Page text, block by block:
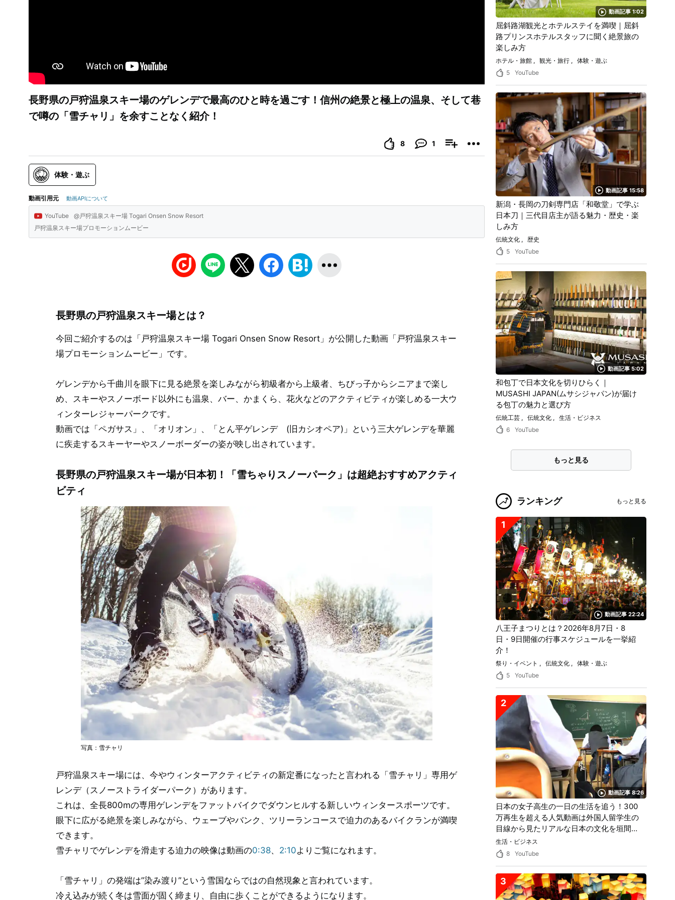
長野県の戸狩温泉スキー場のゲレンデで最高のひと時を過ごす！信州の絶景と極上の温泉、そして巷
で噂の「雪チャリ」を余すことなく紹介！
8 1
体験・遊ぶ
動画引用元 動画APIについて
YouTube
@戸狩温泉スキー場 Togari Onsen Snow Resort
戸狩温泉スキー場プロモーションムービー
長野県の戸狩温泉スキー場とは？
今回ご紹介するのは「戸狩温泉スキー場 Togari Onsen Snow Resort」が公開した動画「戸狩温泉スキー
場プロモーションムービー」です。
ゲレンデから千曲川を眼下に見る絶景を楽しみながら初級者から上級者、ちびっ子からシニアまで楽し
め、スキーやスノーボード以外にも温泉、バー、かまくら、花火などのアクティビティが楽しめる一大ウ
ィンターレジャーパークです。
動画では「ペガサス」、「オリオン」、「とん平ゲレンデ (旧カシオペア)」という三大ゲレンデを華麗
に疾走するスキーヤーやスノーボーダーの姿が映し出されています。
長野県の戸狩温泉スキー場が日本初！「雪ちゃりスノーパーク」は超絶おすすめアクティ
ビティ
写真：雪チャリ
戸狩温泉スキー場には、今やウィンターアクティビティの新定番になったと言われる「雪チャリ」専用ゲ
レンデ（スノーストライダーパーク）があります。
これは、全長800mの専用ゲレンデをファットバイクでダウンヒルする新しいウィンタースポーツです。
眼下に広がる絶景を楽しみながら、ウェーブやバンク、ツリーランコースで迫力のあるバイクランが満喫
できます。
雪チャリでゲレンデを滑走する迫力の映像は動画の0:38、 2:10よりご覧になれます。
「雪チャリ」の発端は”染み渡り”という雪国ならではの自然現象と言われています。
冷え込みが続く冬は雪面が固く締まり、自由に歩くことができるようになります。
動画記事 1:02
屈斜路湖観光とホテルステイを満喫｜屈斜
路プリンスホテルスタッフに聞く絶景旅の
楽しみ方
ホテル・旅館 観光・旅行
体験・遊ぶ
5
YouTube
動画記事 15:58
新潟・長岡の刀剣専門店「和敬堂」で学ぶ
日本刀｜三代目店主が語る魅力・歴史・楽
しみ方
伝統文化
歴史
5
YouTube
動画記事 5:02
和包丁で日本文化を切りひらく｜
MUSASHI JAPAN(ムサシジャパン)が届け
る包丁の魅力と選び方
伝統工芸 伝統文化
生活・ビジネス
6
YouTube
もっと見る
ランキング もっと見る
動画記事 22:24
1
八王子まつりとは？2026年8月7日・8
日・9日開催の行事スケジュールを一挙紹
介！
祭り・イベント 伝統文化
体験・遊ぶ
5
YouTube
動画記事 8:26
2
日本の女子高生の一日の生活を追う！300
万再生を超える人気動画は外国人留学生の
目線から見たリアルな日本の文化を垣間見
ることができる！
生活・ビジネス
8
YouTube
3